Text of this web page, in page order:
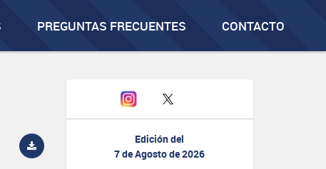
PREGUNTAS FRECUENTES CONTACTO
Edición del
7 de Agosto de 2026